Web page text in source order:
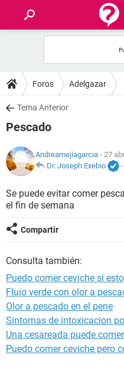
FOROS
SALUD
NUTRICIÓN
BIENESTAR
SEXUALIDAD
GLOSARIO
Foros Adelgazar
Tema Anterior
Pescado
Andreamejiagarcia - 27
Dr. Joseph Exebio
-
Se puede evitar comer
el fin de semana
Compartir
Consulta también:
Puedo comer ceviche si
Flujo verde con olor a
Olor a pescado en el pene
Sintomas de intoxicacion
Una cesareada puede
Puedo comer ceviche pero